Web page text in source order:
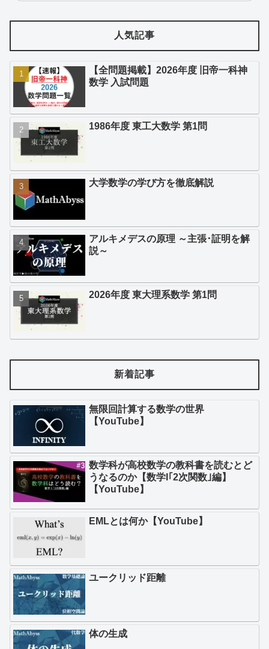
人気記事
【全問題掲載】2026年度 旧帝一科神
数学 入試問題
1986年度 東工大数学 第1問
大学数学の学び方を徹底解説
アルキメデスの原理 ～主張･証明を解
説～
2026年度 東大理系数学 第1問
新着記事
無限回計算する数学の世界
【YouTube】
数学科が高校数学の教科書を読むとど
うなるのか【数学I｢2次関数｣編】
【YouTube】
EMLとは何か【YouTube】
ユークリッド距離
体の生成